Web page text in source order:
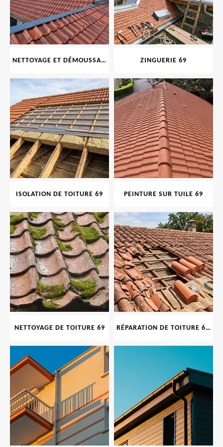
NETTOYAGE ET DÉMOUSSAGE DE TOITURE ET FAÇADE 69 ZINGUERIE 69
ISOLATION DE TOITURE 69 PEINTURE SUR TUILE 69
NETTOYAGE DE TOITURE 69 RÉPARATION DE TOITURE 69 RHONE, TUILES CASSÉES OU ABIMÉES